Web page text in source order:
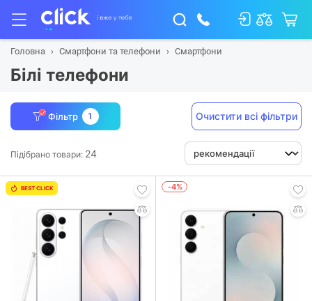
Головна Смартфони та телефони Смартфони
Білі телефони
Фільтр 1 Очистити всі фільтри
Підібрано товари: 24
BEST CLICK -4%